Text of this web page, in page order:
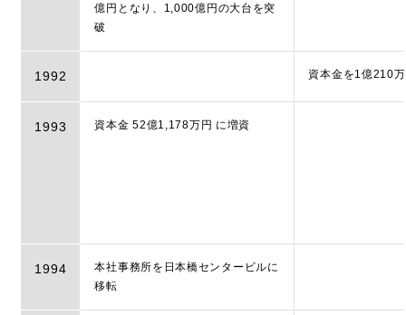
億円となり、1,000億円の大台を突
破
1992 資本金を1億210
1993 資本金 52億1,178万円 に増資
1994
本社事務所を日本橋センタービルに
移転